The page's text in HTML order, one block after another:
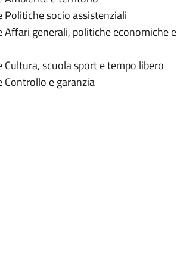
socio assistenziali
generali, politiche economiche e
scuola sport e tempo libero
e garanzia